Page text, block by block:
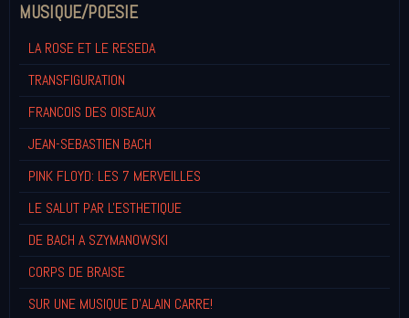
MUSIQUE/POESIE
LA ROSE ET LE RESEDA
TRANSFIGURATION
FRANCOIS DES OISEAUX
JEAN-SEBASTIEN BACH
PINK FLOYD: LES 7 MERVEILLES
LE SALUT PAR L'ESTHETIQUE
DE BACH A SZYMANOWSKI
CORPS DE BRAISE
SUR UNE MUSIQUE D'ALAIN CARRE!